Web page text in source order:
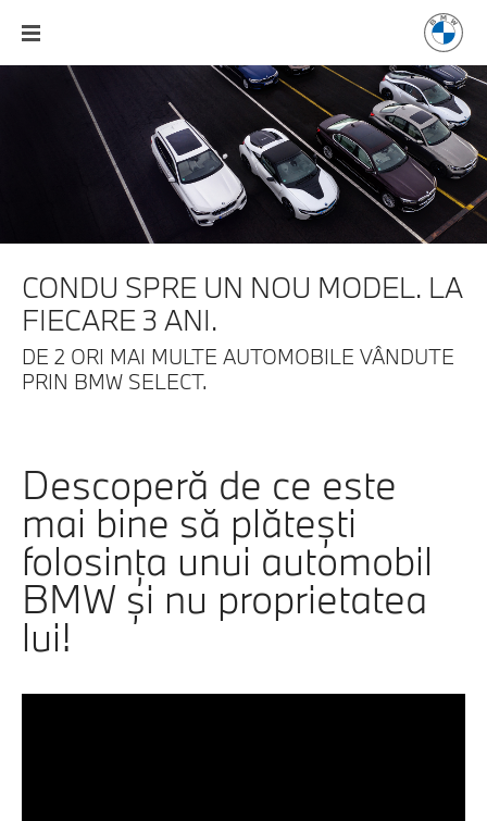
CONDU SPRE UN NOU MODEL. LA
FIECARE 3 ANI.
DE 2 ORI MAI MULTE AUTOMOBILE VÂNDUTE
PRIN BMW SELECT.
Descoperă de ce este
mai bine să plăteşti
folosinţa unui automobil
BMW şi nu proprietatea
lui!